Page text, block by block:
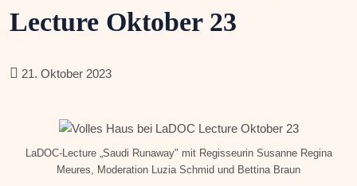
Lecture Oktober 23
21. Oktober 2023
LaDOC-Lecture „Saudi Runaway" mit Regisseurin Susanne Regina
Meures, Moderation Luzia Schmid und Bettina Braun